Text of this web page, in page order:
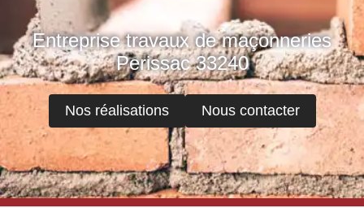
Entreprise travaux de maçonneries
Perissac 33240
Nos réalisations Nous contacter